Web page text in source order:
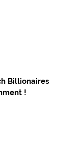
Billionaires
!